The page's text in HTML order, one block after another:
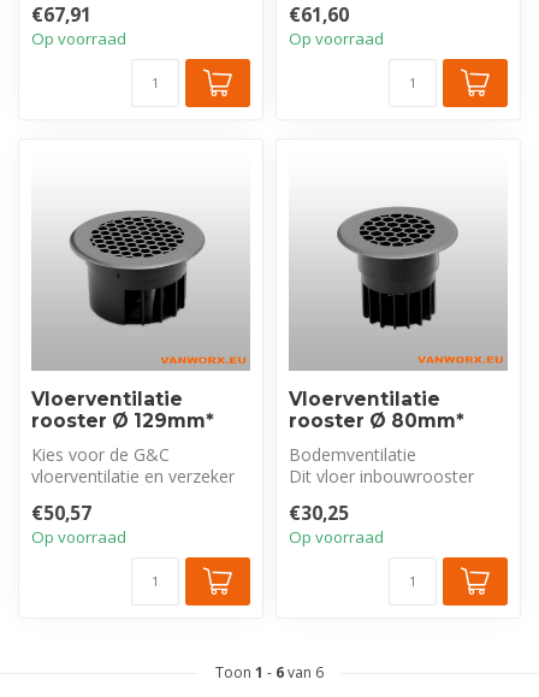
robuuste RVS vloer...
€67,91
Op voorraad
en aang...
€61,60
Op voorraad
Vloerventilatie
rooster Ø 129mm*
Kies voor de G&C
vloerventilatie en verzeker
luchtstroom...
€50,57
Op voorraad
Vloerventilatie
rooster Ø 80mm*
Bodemventilatie
Dit vloer inbouwrooster
laaghangende gas...
€30,25
Op voorraad
Toon 1 - 6van 6